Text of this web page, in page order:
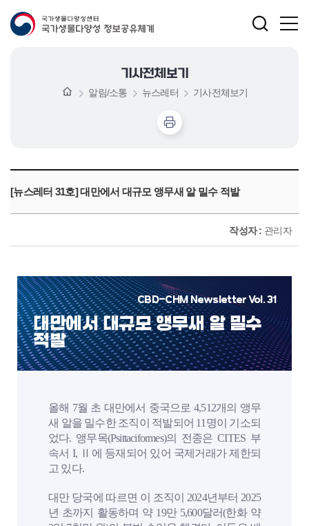
기사전체보기
알림/소통 뉴스레터 기사전체보기
[뉴스레터 31호] 대만에서 대규모 앵무새 알 밀수 적발
작성자 : 관리자
CBD-CHM Newsletter Vol. 31
대만에서 대규모 앵무새 알 밀수
적발
올해 7월 초 대만에서 중국으로 4,512개의 앵무
새 알을 밀수한 조직이 적발되어 11명이 기소되
었다. 앵무목(Psittaciformes)의 전종은 CITES 부
속서 I, Ⅱ에 등재되어 있어 국제거래가 제한되
고 있다.
대만 당국에 따르면 이 조직이 2024년부터 2025
년 초까지 활동하며 약 19만 5,600달러(한화 약